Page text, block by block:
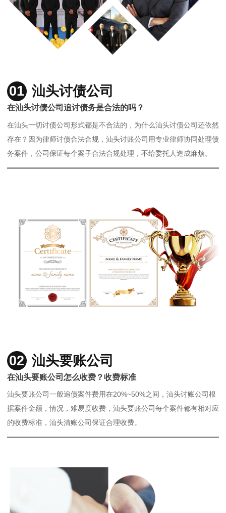
01 汕头讨债公司
在汕头讨债公司追讨债务是合法的吗？
在汕头一切讨债公司形式都是不合法的，为什么汕头讨债公司还依然
存在？因为律师讨债合法合规，汕头讨账公司用专业律师协同处理债
务案件，公司保证每个案子合法合规处理，不给委托人造成麻烦。
02 汕头要账公司
在汕头要账公司怎么收费？收费标准
汕头要账公司一般追债案件费用在20%~50%之间，汕头讨账公司根
据案件金额，情况，难易度收费，汕头要账公司每个案件都有相对应
的收费标准，汕头清账公司保证合理收费。